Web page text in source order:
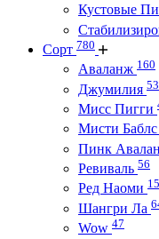
Кустовые
Сорт 780
Аваланж 160
Джумилия 53
Мисс Пигги
Мисти Баблс
Пинк
Ревиваль 56
Ред Наоми
Шангри Ла
Wow 47